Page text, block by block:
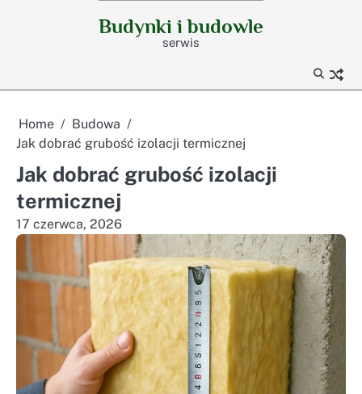
Budynki i budowle
serwis
Home
Budowa
Jak dobrać grubość izolacji termicznej
Jak dobrać grubość izolacji
termicznej
17 czerwca, 2026